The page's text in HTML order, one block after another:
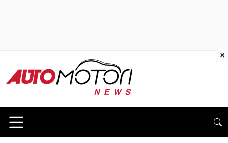
×